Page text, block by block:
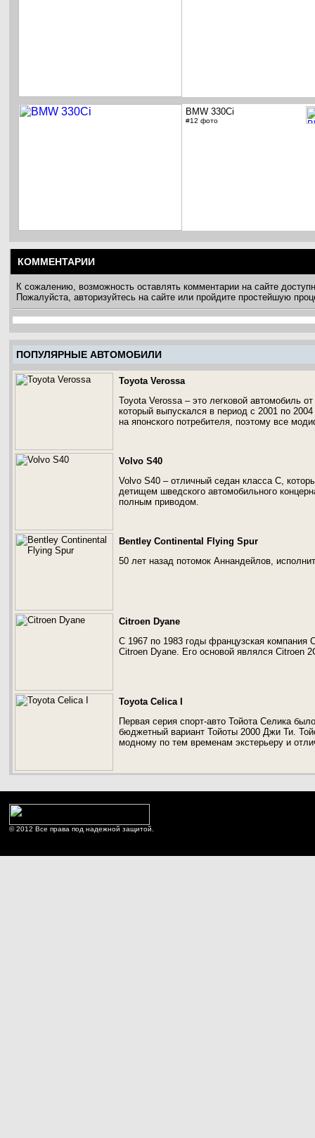
BMW 330Ci
#12 фото
КОММЕНТАРИИ
К сожалению, возможность оставлять комментарии на сайте
Пожалуйста, авторизуйтесь на сайте или пройдите простейшую
ПОПУЛЯРНЫЕ АВТОМОБИЛИ
Toyota Verossa
Toyota Verossa – это легковой автомобиль
который выпускался в период с 2001 по
на японского потребителя, поэтому все
Volvo S40
Volvo S40 – отличный седан класса С,
детищем шведского автомобильного
полным приводом.
Bentley Continental Flying Spur
50 лет назад потомок Аннандейлов,
Citroen Dyane
С 1967 по 1983 годы французская компания
Citroen Dyane. Его основой являлся Citroen
Toyota Celica I
Первая серия спорт-авто Тойота Селика
бюджетный вариант Тойоты 2000 Джи Ти.
модному по тем временам экстерьеру и
© 2012 Все права под надежной защитой.